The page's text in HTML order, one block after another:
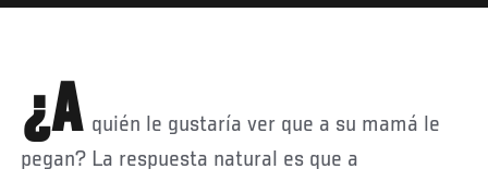
¿A quién le gustaría ver que a su mamá le
pegan? La respuesta natural es que a